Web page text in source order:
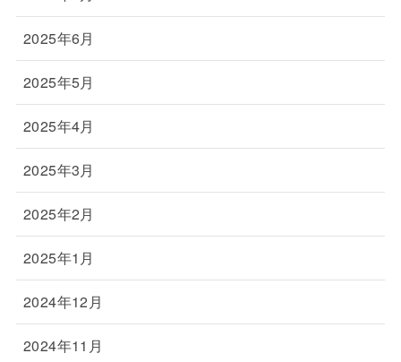
2025年6月
2025年5月
2025年4月
2025年3月
2025年2月
2025年1月
2024年12月
2024年11月